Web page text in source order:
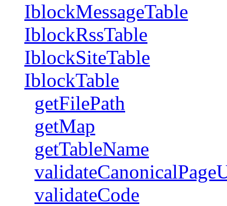
IblockMessageTable
IblockRssTable
IblockSiteTable
IblockTable
getFilePath
getMap
getTableName
validateCode